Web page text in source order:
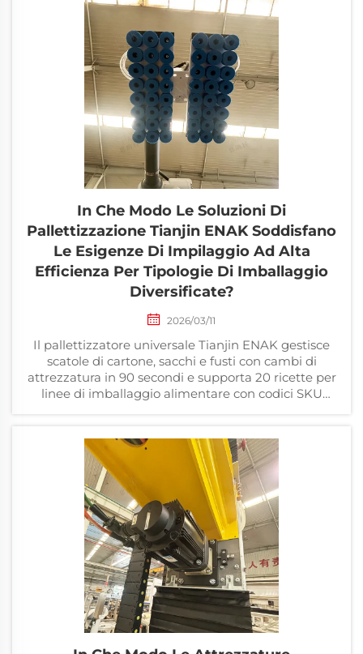
In Che Modo Le Soluzioni Di
Pallettizzazione Tianjin ENAK Soddisfano
Le Esigenze Di Impilaggio Ad Alta
Efficienza Per Tipologie Di Imballaggio
Diversificate?
2026/03/11
Il pallettizzatore universale Tianjin ENAK gestisce
scatole di cartone, sacchi e fusti con cambi di
attrezzatura in 90 secondi e supporta 20 ricette per
linee di imballaggio alimentare con codici SKU